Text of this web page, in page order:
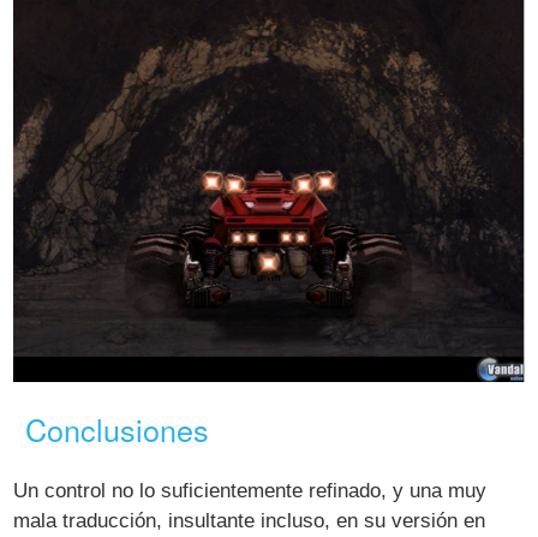
Conclusiones
Un control no lo suficientemente refinado, y una muy
mala traducción, insultante incluso, en su versión en